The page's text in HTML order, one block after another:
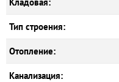
Тип строения:
Отопление:
Канализация: